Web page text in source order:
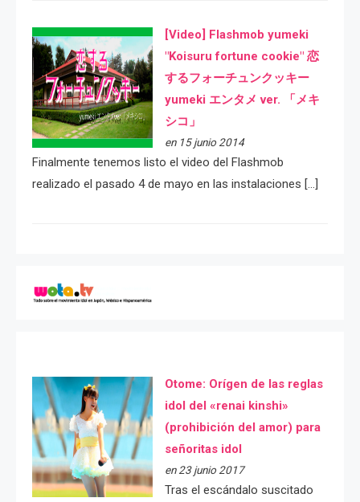
[Video] Flashmob yumeki
"Koisuru fortune cookie" 恋
するフォーチュンクッキー
yumeki エンタメ ver. 「メキ
シコ」
en 15 junio 2014
Finalmente tenemos listo el video del Flashmob
realizado el pasado 4 de mayo en las instalaciones […]
Otome: Orígen de las reglas
idol del «renai kinshi»
(prohibición del amor) para
señoritas idol
en 23 junio 2017
Tras el escándalo suscitado